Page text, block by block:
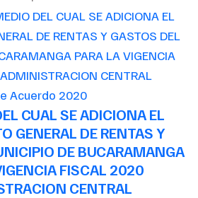
Acuerdo 2020
CUAL SE ADICIONA EL
GENERAL DE RENTAS Y
DE BUCARAMANGA
FISCAL 2020
CENTRAL